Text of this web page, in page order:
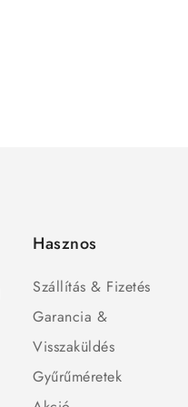
Hasznos
Szállítás & Fizetés
Garancia &
Visszaküldés
Gyűrűméretek